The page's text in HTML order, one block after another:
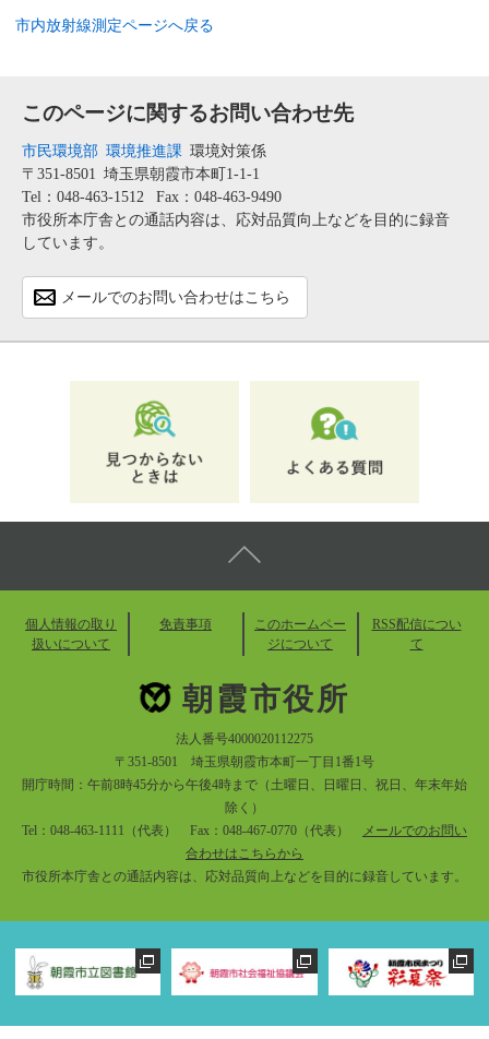
市内放射線測定ページへ戻る
このページに関するお問い合わせ先
市民環境部 環境推進課 環境対策係
〒351-8501
埼玉県朝霞市本町1-1-1
Tel：048-463-1512
Fax：048-463-9490
市役所本庁舎との通話内容は、応対品質向上などを目的に録音
しています。
メールでのお問い合わせはこちら
個人情報の取り
扱いについて
免責事項
このホームペー
ジについて
RSS配信につい
て
朝霞市役所
法人番号4000020112275
〒351-8501 埼玉県朝霞市本町一丁目1番1号
開庁時間：午前8時45分から午後4時まで（土曜日、日曜日、祝日、年末年始
除く）
Tel：048-463-1111（代表） Fax：048-467-0770（代表）
メールでのお問い
合わせはこちらから
市役所本庁舎との通話内容は、応対品質向上などを目的に録音しています。